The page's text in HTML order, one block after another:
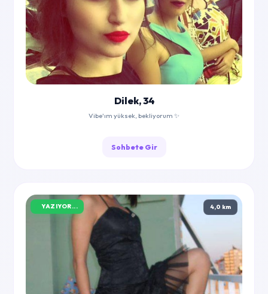
Dilek, 34
Vibe'ım yüksek, bekliyorum ✨
Sohbete Gir
YAZIYOR... 4,0 km